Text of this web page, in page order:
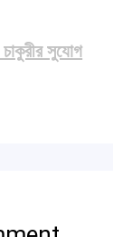
চাকুরীর সুযোগ